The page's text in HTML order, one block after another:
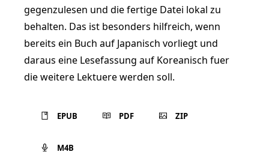
gegenzulesen und die fertige Datei lokal zu
behalten. Das ist besonders hilfreich, wenn
bereits ein Buch auf Japanisch vorliegt und
daraus eine Lesefassung auf Koreanisch fuer
die weitere Lektuere werden soll.
EPUB PDF ZIP
M4B